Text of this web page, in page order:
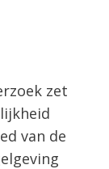
zet
van de